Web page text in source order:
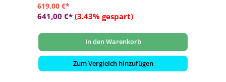
619,00 €*
641,00 €* (3.43% gespart)
In den Warenkorb
Zum Vergleich hinzufügen